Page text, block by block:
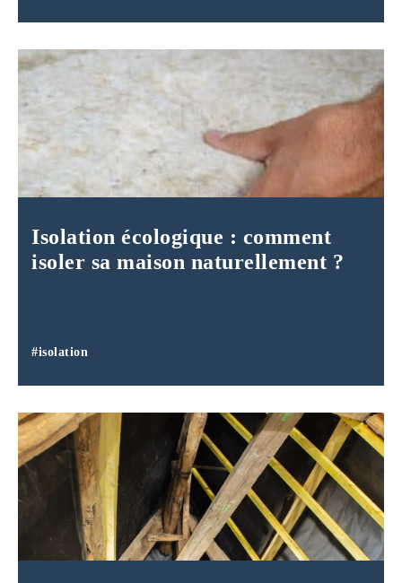
Isolation écologique : comment
isoler sa maison naturellement ?
#isolation